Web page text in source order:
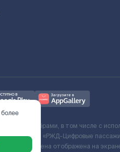
партнёрами, в том числе с
ООО «РЖД-Цифровые
Итоговая цена отображена на